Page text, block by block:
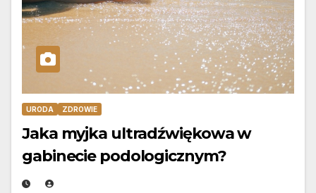
URODA ZDROWIE
Jaka myjka ultradźwiękowa w
gabinecie podologicznym?